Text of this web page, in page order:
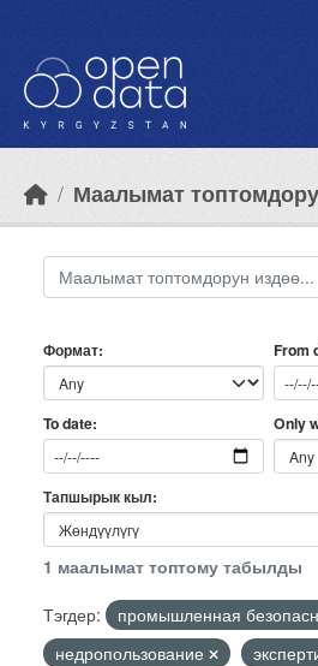
Маалымат топтомдору
Формат From
To date Only
Тапшырык кыл
1 маалымат топтому табылды
Тэгдер:
промышленная
недропользование